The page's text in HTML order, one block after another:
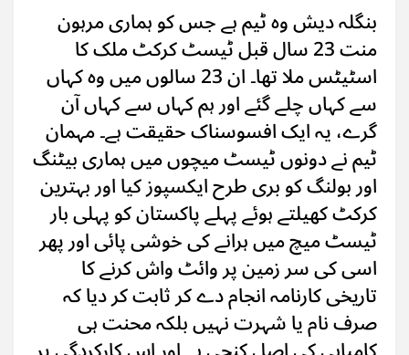
بنگلہ دیش وہ ٹیم ہے جس کو ہماری مرہون
منت 23 سال قبل ٹیسٹ کرکٹ ملک کا
اسٹیٹس ملا تھا۔ ان 23 سالوں میں وہ کہاں
سے کہاں چلے گئے اور ہم کہاں سے کہاں آن
گرے، یہ ایک افسوسناک حقیقت ہے۔ مہمان
ٹیم نے دونوں ٹیسٹ میچوں میں ہماری بیٹنگ
اور بولنگ کو بری طرح ایکسپوز کیا اور بہترین
کرکٹ کھیلتے ہوئے پہلے پاکستان کو پہلی بار
ٹیسٹ میچ میں ہرانے کی خوشی پائی اور پھر
اسی کی سر زمین پر وائٹ واش کرنے کا
تاریخی کارنامہ انجام دے کر ثابت کر دیا کہ
صرف نام یا شہرت نہیں بلکہ محنت ہی